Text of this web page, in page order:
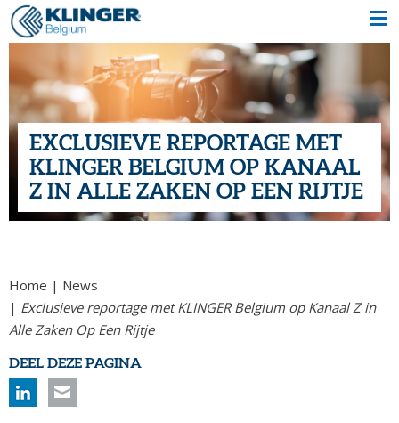
EXCLUSIEVE REPORTAGE MET
KLINGER BELGIUM OP KANAAL
Z IN ALLE ZAKEN OP EEN RIJTJE
Home
News
Exclusieve reportage met KLINGER Belgium op Kanaal Z in
Alle Zaken Op Een Rijtje
DEEL DEZE PAGINA
Linkedin